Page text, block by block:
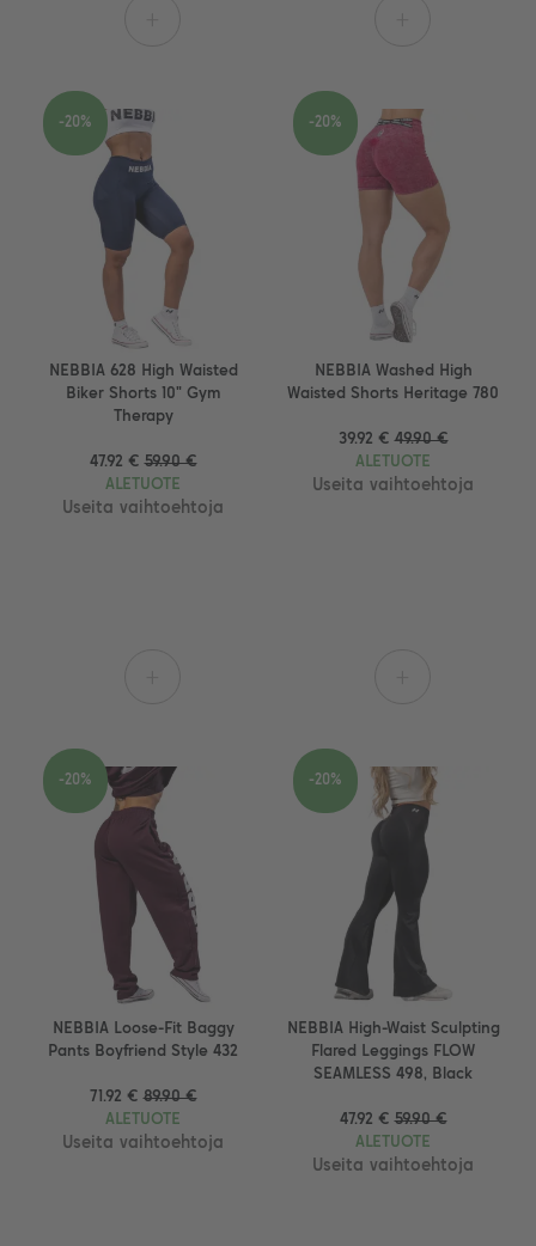
NEBBIA 628 High Waisted
Biker Shorts 10" Gym
Therapy
47.92 € 59.90 €
ALETUOTE
Useita vaihtoehtoja
-20%
NEBBIA Washed High
Waisted Shorts Heritage 780
39.92 € 49.90 €
ALETUOTE
Useita vaihtoehtoja
-20%
NEBBIA Loose-Fit Baggy
Pants Boyfriend Style 432
71.92 € 89.90 €
ALETUOTE
Useita vaihtoehtoja
-20%
NEBBIA High-Waist Sculpting
Flared Leggings FLOW
SEAMLESS 498, Black
47.92 € 59.90 €
ALETUOTE
Useita vaihtoehtoja
-20%